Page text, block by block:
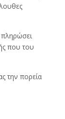
που του
την πορεία